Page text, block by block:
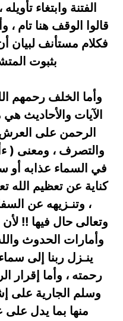
الفتنة وابتغاء
قالوا الوقف هنا تام ،
فكلام مستأنف لبيان
بثبوت
وأما الخلف رحمهم
الآيات والأحاديث
الرحمن على
والتصرف ، ومعنى (
في السماء عذابه أو
كناية عن تعظيم الله
، وتنـزيهه عن
وتعالى حال فيها !!
وأمارات الحدوث
ينـزل ربنا إلى
رحمته ، وأما إقرار
وسلم الجارية على
منها بما يدل على